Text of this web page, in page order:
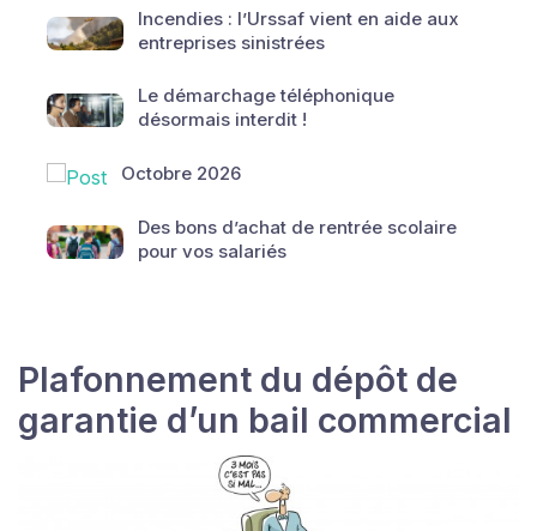
Incendies : l’Urssaf vient en aide aux
entreprises sinistrées
Le démarchage téléphonique
désormais interdit !
Octobre 2026
Des bons d’achat de rentrée scolaire
pour vos salariés
Plafonnement du dépôt de
garantie d’un bail commercial